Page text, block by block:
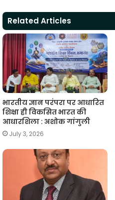
t
s
A
p
p
e
b
o
o
k
t
t
e
r
e
g
r
a
m
i
y
i
n
k
Related Articles
भारतीय ज्ञान परंपरा पर आधारित
शिक्षा ही विकसित भारत की
आधारशिला : अशोक गांगुली
July 3, 2026